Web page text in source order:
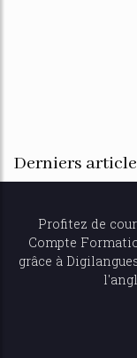
Derniers
Profitez de
Compte
grâce à